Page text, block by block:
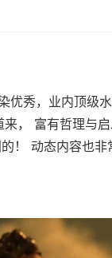
优秀，业内顶级
， 富有哲理与
！ 动态内容也